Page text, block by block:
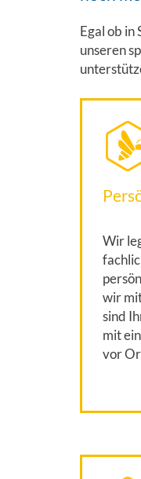
Egal ob in
unseren
Wir
wir
sind
mit
vor